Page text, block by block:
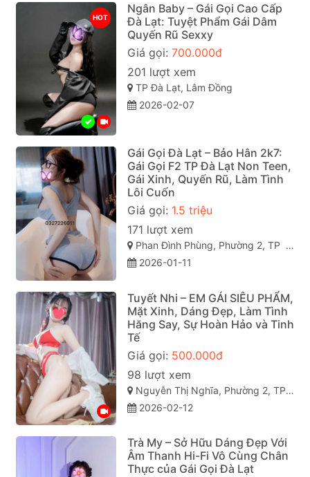
HOT
Ngân Baby – Gái Gọi Cao Cấp
Đà Lạt: Tuyệt Phẩm Gái Dâm
Quyến Rũ Sexxy
Giá gọi: 700.000đ
201 lượt xem
TP Đà Lạt, Lâm Đồng
2026-02-07
Gái Gọi Đà Lạt – Bảo Hân 2k7:
Gái Gọi F2 TP Đà Lạt Non Teen,
Gái Xinh, Quyến Rũ, Làm Tình
Lôi Cuốn
Giá gọi: 1.5 triệu
171 lượt xem
Phan Đình Phùng, Phường 2, TP Đà Lạt (gái gọi đà lạt). Lâm Đồng
2026-01-11
Tuyết Nhi – EM GÁI SIÊU PHẨM,
Mặt Xinh, Dáng Đẹp, Làm Tình
Hăng Say, Sự Hoàn Hảo và Tinh
Tế
Giá gọi: 500.000đ
98 lượt xem
Nguyễn Thị Nghĩa, Phường 2, TP Đà Lạt, Lâm Đồng
2026-02-12
Trà My – Sở Hữu Dáng Đẹp Với
Âm Thanh Hi-Fi Vô Cùng Chân
Thực của Gái Gọi Đà Lạt